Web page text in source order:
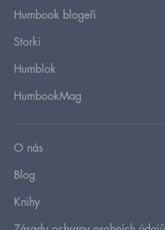
Humbook blogeři
Storki
Humblok
HumbookMag
O nás
Blog
Knihy